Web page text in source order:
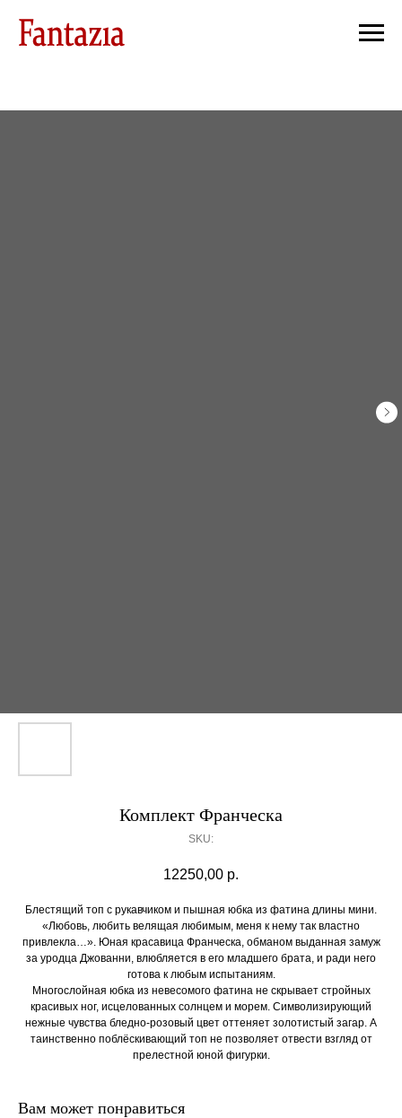
Комплект Франческа
SKU:
12250,00 р.
Блестящий топ с рукавчиком и пышная юбка из фатина длины мини.
«Любовь, любить велящая любимым, меня к нему так властно
привлекла…». Юная красавица Франческа, обманом выданная замуж
за уродца Джованни, влюбляется в его младшего брата, и ради него
готова к любым испытаниям.
Многослойная юбка из невесомого фатина не скрывает стройных
красивых ног, исцелованных солнцем и морем. Символизирующий
нежные чувства бледно-розовый цвет оттеняет золотистый загар. А
таинственно поблёскивающий топ не позволяет отвести взгляд от
прелестной юной фигурки.
Вам может понравиться